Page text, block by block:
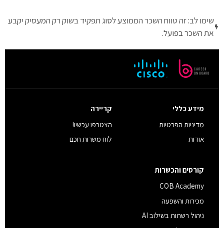
שימו לב: זה טווח השכר הממוצע לסוג תפקיד בשוק רק המעסיק יקבע
את השכר בפועל.
מידע כללי
מדיניות הפרטיות
אודות
קריירה
הצטרפו עכשיו!
לוח משרות חכם
קורסים והכשרות
COB Academy
מכירות והשפעה
ניהול רשתות בשילוב AI